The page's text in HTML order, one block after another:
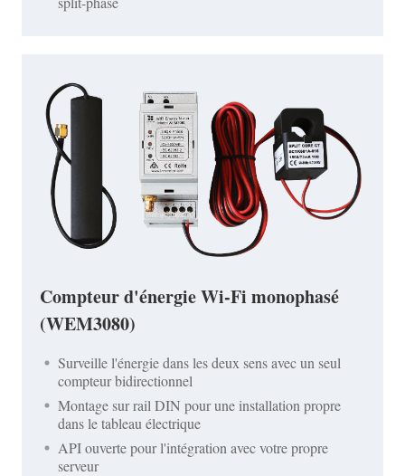
Compteur d'énergie Wi-Fi monophasé
(WEM3080)
Surveille l'énergie dans les deux sens avec un seul
compteur bidirectionnel
Montage sur rail DIN pour une installation propre
dans le tableau électrique
API ouverte pour l'intégration avec votre propre
serveur